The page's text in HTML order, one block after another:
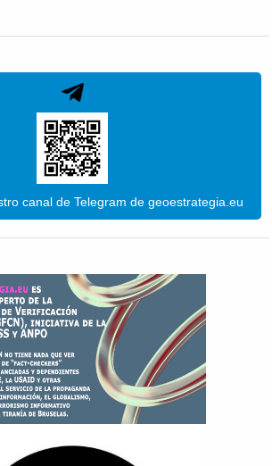
canal de Telegram de geoestrategia.eu